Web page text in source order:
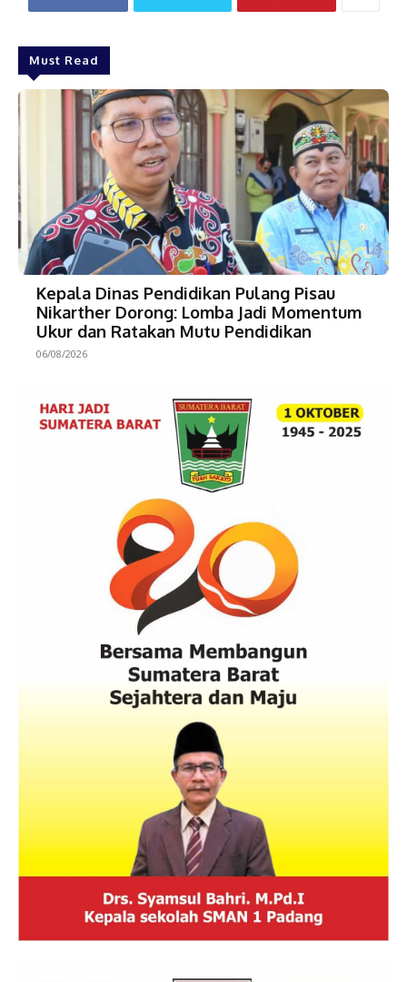
Must Read
Kepala Dinas Pendidikan Pulang Pisau
Nikarther Dorong: Lomba Jadi Momentum
Ukur dan Ratakan Mutu Pendidikan
06/08/2026